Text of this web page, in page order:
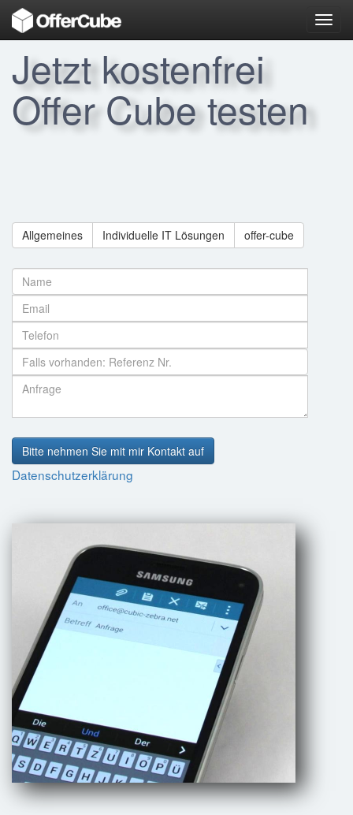
Jetzt kostenfrei
Offer Cube testen
Allgemeines Individuelle IT Lösungen offer-cube
Bitte nehmen Sie mit mir Kontakt auf
Datenschutzerklärung